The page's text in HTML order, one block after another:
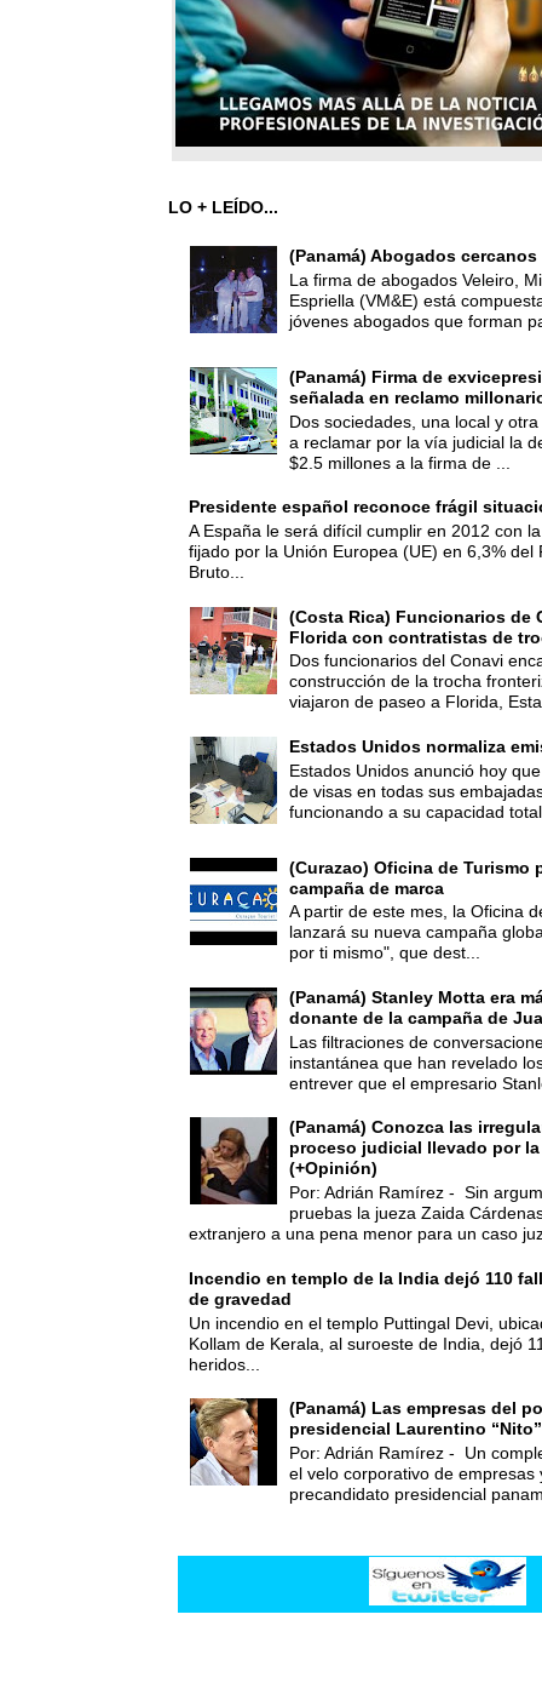
LO + LEÍDO...
(Panamá) Abogados
La firma de abogados Veleiro,
Espriella (VM&E) está
jóvenes abogados que forman
(Panamá) Firma de
señalada en reclamo
Dos sociedades, una local y
a reclamar por la vía judicial la
$2.5 millones a la firma de ...
Presidente español reconoce frágil
A España le será difícil cumplir en 2012 con
fijado por la Unión Europea (UE) en 6,3% del
Bruto...
(Costa Rica) Funcionarios de
Florida con contratistas de
Dos funcionarios del Conavi
construcción de la trocha
viajaron de paseo a Florida,
Estados Unidos normaliza
Estados Unidos anunció hoy
de visas en todas sus
funcionando a su capacidad
(Curazao) Oficina de Turismo
campaña de marca
A partir de este mes, la Oficina
lanzará su nueva campaña
por ti mismo", que dest...
(Panamá) Stanley Motta era
donante de la campaña de
Las filtraciones de
instantánea que han revelado
entrever que el empresario
(Panamá) Conozca las
proceso judicial llevado por
(+Opinión)
Por: Adrián Ramírez - Sin
pruebas la jueza Zaida
extranjero a una pena menor para un caso
Incendio en templo de la India dejó 110
de gravedad
Un incendio en el templo Puttingal Devi,
Kollam de Kerala, al suroeste de India, dejó
heridos...
(Panamá) Las empresas del
presidencial Laurentino
Por: Adrián Ramírez - Un
el velo corporativo de empresas
precandidato presidencial